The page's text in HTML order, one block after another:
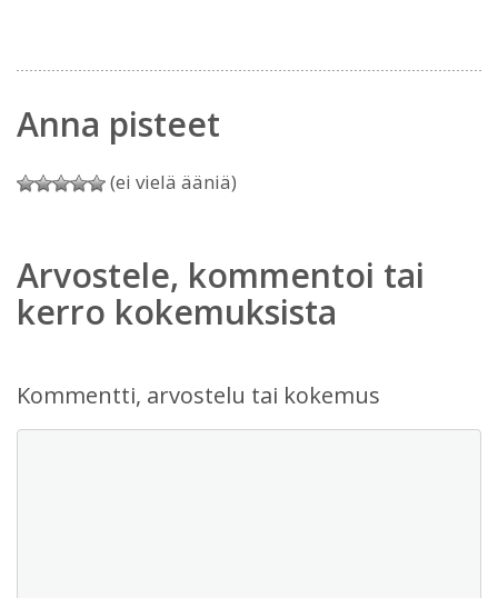
Anna pisteet
(ei vielä ääniä)
Arvostele, kommentoi tai
kerro kokemuksista
Kommentti, arvostelu tai kokemus